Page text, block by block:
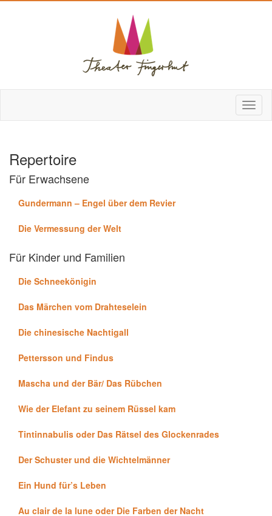
Repertoire
Für Erwachsene
Gundermann – Engel über dem Revier
Die Vermessung der Welt
Für Kinder und Familien
Die Schneekönigin
Das Märchen vom Drahteselein
Die chinesische Nachtigall
Pettersson und Findus
Mascha und der Bär/ Das Rübchen
Wie der Elefant zu seinem Rüssel kam
Tintinnabulis oder Das Rätsel des Glockenrades
Der Schuster und die Wichtelmänner
Ein Hund für’s Leben
Au clair de la lune oder Die Farben der Nacht